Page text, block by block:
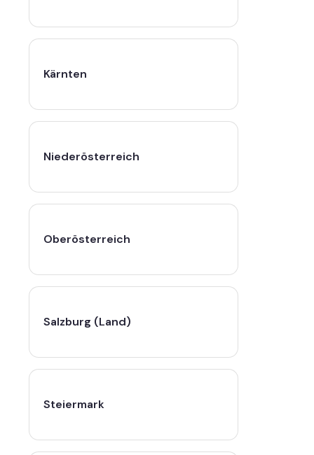
Kärnten
Niederösterreich
Oberösterreich
Salzburg (Land)
Steiermark